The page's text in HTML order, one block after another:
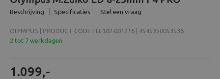
Analoog
Huren
Beschrijving Specificaties Stel een vraag
OLYMPUS | PRODUCT CODE FLE102.001216 | 4545350053536
2 tot 7 werkdagen
1.099,-